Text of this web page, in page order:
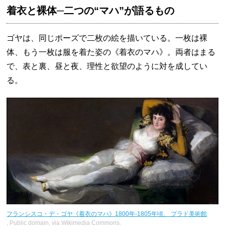
着衣と裸体─二つの“マハ”が語るもの
ゴヤは、同じポーズで二枚の絵を描いている。一枚は裸
体、もう一枚は服を着た姿の《着衣のマハ》。両者はまる
で、表と裏、昼と夜、理性と欲望のように対を成してい
る。
フランシスコ・デ・ゴヤ《着衣のマハ》1800年-1805年頃、 プラド美術館
, Public domain, via Wikimedia Commons.